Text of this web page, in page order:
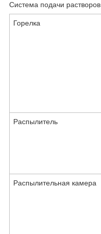
Система подачи растворов
Горелка
Распылитель
Распылительная камера